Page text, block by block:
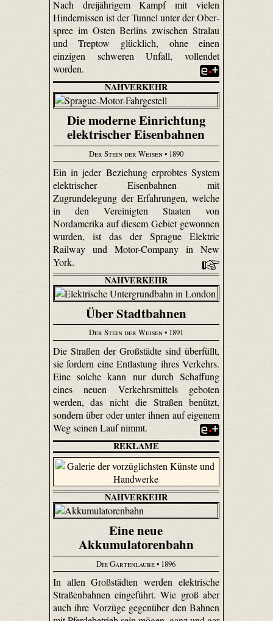
Nach dreijährigem Kampf mit vielen
Hindernissen ist der Tunnel unter der Ober­
spree im Osten Berlins zwischen Stralau
und Treptow glücklich, ohne einen
einzigen schweren Unfall, vollendet
worden.
NAHVERKEHR
Die moderne Einrichtung
elektrischer Eisenbahnen
Der Stein der Weisen• 1890
Ein in jeder Beziehung erprobtes System
elektrischer Eisenbahnen mit
Zugrundelegung der Erfahrungen, welche
in den Vereinigten Staaten von
Nordamerika auf diesem Gebiet gewonnen
wurden, ist das der Sprague Elektric
Railway und Motor-Company in New
York.
NAHVERKEHR
Über Stadtbahnen
Der Stein der Weisen• 1891
Die Straßen der Großstädte sind überfüllt,
sie fordern eine Entlastung ihres Verkehrs.
Eine solche kann nur durch Schaffung
eines neuen Verkehrsmittels geboten
werden, das nicht die Straßen benützt,
sondern über oder unter ihnen auf eigenem
Weg seinen Lauf nimmt.
REKLAME
NAHVERKEHR
Eine neue
Akkumulatorenbahn
Die Gartenlaube• 1896
In allen Großstädten werden elektrische
Straßenbahnen eingeführt. Wie groß aber
auch ihre Vorzüge gegenüber den Bahnen